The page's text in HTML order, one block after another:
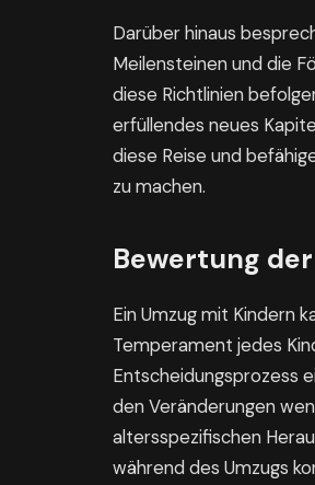
Darüber hinaus
Meilensteinen und die
diese Richtlinien
erfüllendes neues
diese Reise und
zu machen.
Bewertung
Ein Umzug mit Kindern
Temperament jedes
Entscheidungsprozess
den Veränderungen
altersspezifischen
während des Umzugs